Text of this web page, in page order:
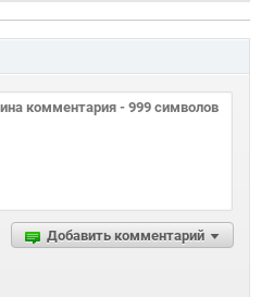
Добавить комментарий